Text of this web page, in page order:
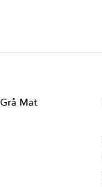
Grå Mat